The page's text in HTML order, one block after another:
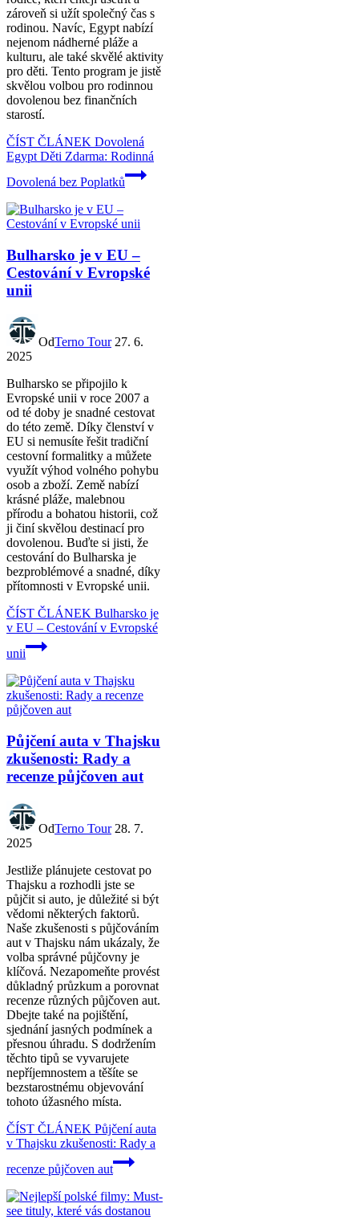
zároveň si užít společný čas s
rodinou. Navíc, Egypt nabízí
nejenom nádherné pláže a
kulturu, ale také skvělé aktivity
pro děti. Tento program je jistě
skvělou volbou pro rodinnou
dovolenou bez finančních
starostí.
ČÍST ČLÁNEK Dovolená
Egypt Děti Zdarma: Rodinná
Dovolená bez Poplatků
Bulharsko je v EU –
Cestování v Evropské
unii
OdTerno Tour 27. 6.
2025
Bulharsko se připojilo k
Evropské unii v roce 2007 a
od té doby je snadné cestovat
do této země. Díky členství v
EU si nemusíte řešit tradiční
cestovní formalitky a můžete
využít výhod volného pohybu
osob a zboží. Země nabízí
krásné pláže, malebnou
přírodu a bohatou historii, což
ji činí skvělou destinací pro
dovolenou. Buďte si jisti, že
cestování do Bulharska je
bezproblémové a snadné, díky
přítomnosti v Evropské unii.
ČÍST ČLÁNEK Bulharsko je
v EU – Cestování v Evropské
unii
Půjčení auta v Thajsku
zkušenosti: Rady a
recenze půjčoven aut
OdTerno Tour 28. 7.
2025
Jestliže plánujete cestovat po
Thajsku a rozhodli jste se
půjčit si auto, je důležité si být
vědomi některých faktorů.
Naše zkušenosti s půjčováním
aut v Thajsku nám ukázaly, že
volba správné půjčovny je
klíčová. Nezapomeňte provést
důkladný průzkum a porovnat
recenze různých půjčoven aut.
Dbejte také na pojištění,
sjednání jasných podmínek a
přesnou úhradu. S dodržením
těchto tipů se vyvarujete
nepříjemnostem a těšíte se
bezstarostnému objevování
tohoto úžasného místa.
ČÍST ČLÁNEK Půjčení auta
v Thajsku zkušenosti: Rady a
recenze půjčoven aut